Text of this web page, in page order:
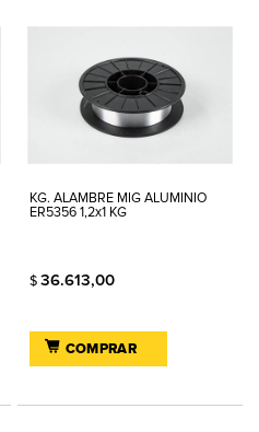
KG. ALAMBRE MIG ALUMINIO
ER5356 1,2x1 KG
$36.613,00
COMPRAR